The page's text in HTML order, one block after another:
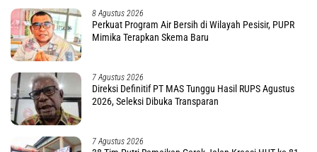
8 Agustus 2026
Perkuat Program Air Bersih di Wilayah Pesisir, PUPR
Mimika Terapkan Skema Baru
7 Agustus 2026
Direksi Definitif PT MAS Tunggu Hasil RUPS Agustus
2026, Seleksi Dibuka Transparan
7 Agustus 2026